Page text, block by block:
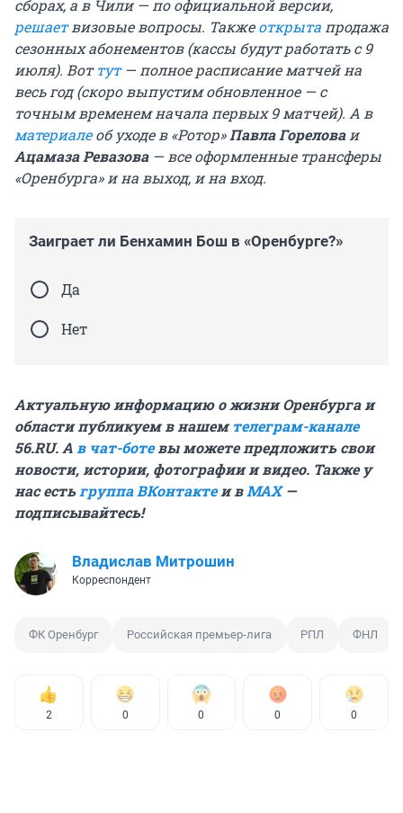
сборах, а в Чили — по официальной версии,
решаетвизовые вопросы. Такжеоткрыта продажа
сезонных абонементов (кассы будут работать с 9
июля). Воттут— полное расписание матчей на
весь год (скоро выпустим обновленное — с
точным временем начала первых 9 матчей). А в
материалеоб уходе в «Ротор»Павла Гореловаи
Ацамаза Ревазова— все оформленные трансферы
«Оренбурга» и на выход, и на вход.
Заиграет ли Бенхамин Бош в «Оренбурге?»
Да
Нет
Актуальную информацию о жизни Оренбурга и
области публикуем в нашем телеграм-канале
56.RU. А в чат-ботевы можете предложить свои
новости, истории, фотографии и видео. Также у
нас естьгруппа ВКонтактеи вMAX—
подписывайтесь!
Владислав Митрошин
Корреспондент
ФК Оренбург Российская премьер-лига РПЛ ФНЛ
2 0 0 0 0